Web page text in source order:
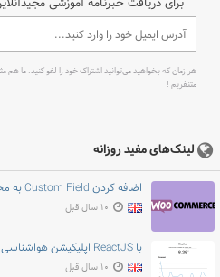
هر زمان که بخواهید می‌توانید اشتراک خود را لغو کنید. ما هم
متنفریم !
لینک‌های مفید روزانه
اضافه کردن Custom Field به محصولات در Woocommerce
۱۰ سال قبل
با ReactJS اپلیکیشن هواشناسی بسازید
۱۰ سال قبل